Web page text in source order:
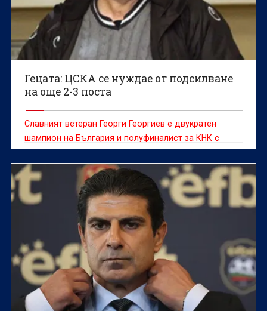
Гецата: ЦСКА се нуждае от подсилване
на още 2-3 поста
Славният ветеран Георги Георгиев е двукратен
шампион на България и полуфиналист за КНК с
ЦСКА, а освен това е един от любимците на
феновете на Ботев Пловдив.